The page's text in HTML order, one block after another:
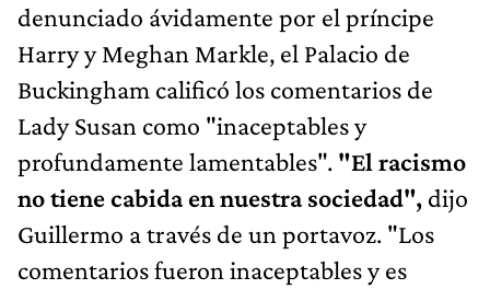
denunciado ávidamente por el príncipe
Harry y Meghan Markle, el Palacio de
Buckingham calificó los comentarios de
Lady Susan como "inaceptables y
profundamente lamentables". "El racismo
no tiene cabida en nuestra sociedad", dijo
Guillermo a través de un portavoz. "Los
comentarios fueron inaceptables y es